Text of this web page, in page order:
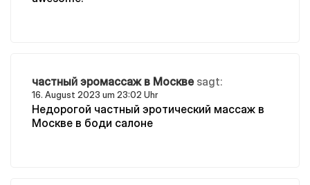
частный эромассаж в Москве sagt:
16. August 2023 um 23:02 Uhr
Недорогой частный эротический массаж в
Москве в боди салоне